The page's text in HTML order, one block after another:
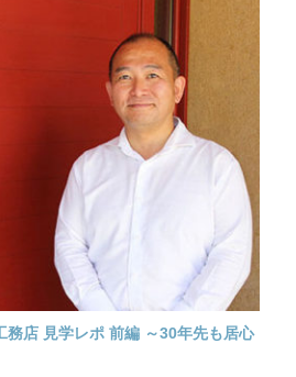
務店 見学レポ 前編 ～30年先も居心